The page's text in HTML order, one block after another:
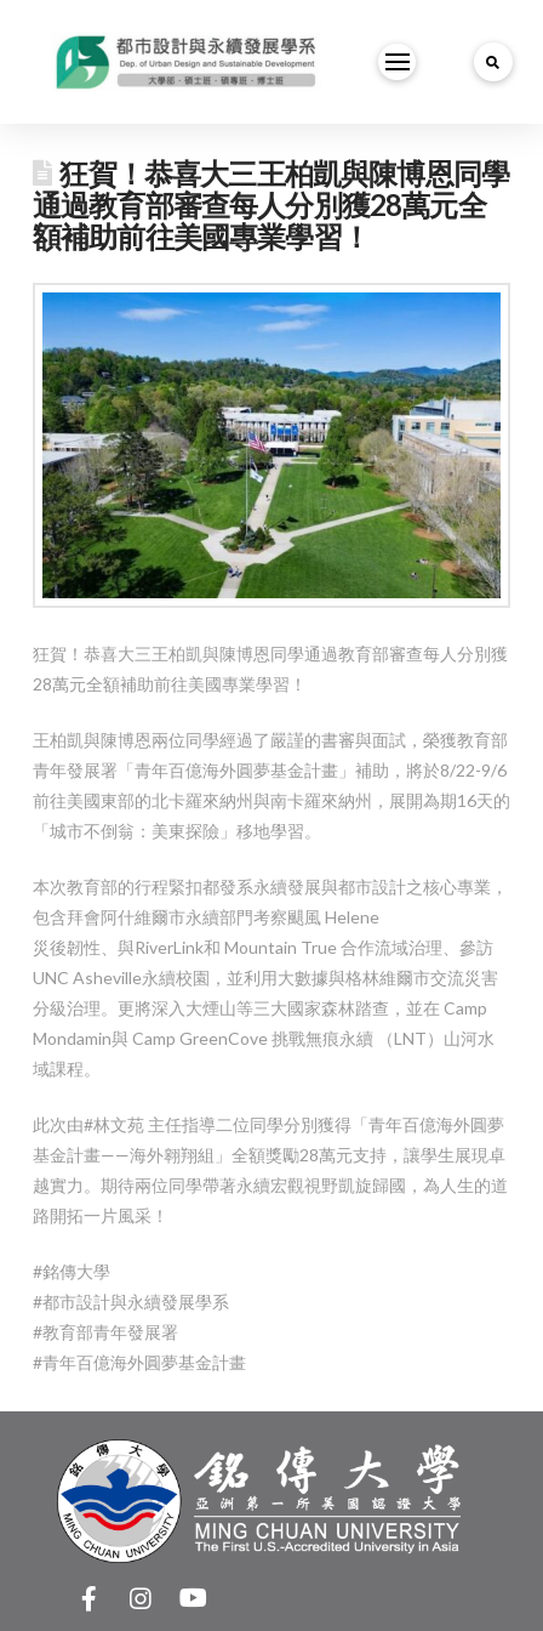
狂賀！恭喜大三王柏凱與陳博恩同學
通過教育部審查每人分別獲28萬元全
額補助前往美國專業學習！
狂賀！恭喜大三王柏凱與陳博恩同學通過教育部審查每人分別獲
28萬元全額補助前往美國專業學習！
王柏凱與陳博恩兩位同學經過了嚴謹的書審與面試，榮獲教育部
青年發展署「青年百億海外圓夢基金計畫」補助，將於8/22-9/6
前往美國東部的北卡羅來納州與南卡羅來納州，展開為期16天的
「城市不倒翁：美東探險」移地學習。
本次教育部的行程緊扣都發系永續發展與都市設計之核心專業，
包含拜會阿什維爾市永續部門考察颶風 Helene
災後韌性、與RiverLink和 Mountain True 合作流域治理、參訪
UNC Asheville永續校園，並利用大數據與格林維爾市交流災害
分級治理。更將深入大煙山等三大國家森林踏查，並在 Camp
Mondamin與 Camp GreenCove 挑戰無痕永續 （LNT）山河水
域課程。
此次由#林文苑 主任指導二位同學分別獲得「青年百億海外圓夢
基金計畫——海外翱翔組」全額獎勵28萬元支持，讓學生展現卓
越實力。期待兩位同學帶著永續宏觀視野凱旋歸國，為人生的道
路開拓一片風采！
#銘傳大學
#都市設計與永續發展學系
#教育部青年發展署
#青年百億海外圓夢基金計畫